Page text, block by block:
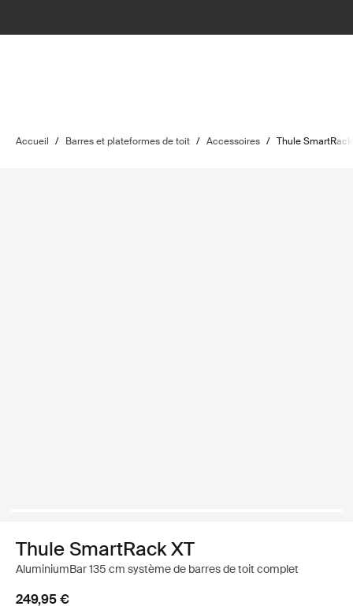
Accueil / Barres et plateformes de toit / Accessoires / Thule
Thule SmartRack XT
AluminiumBar 135 cm système de barres de toit complet
249,95 €